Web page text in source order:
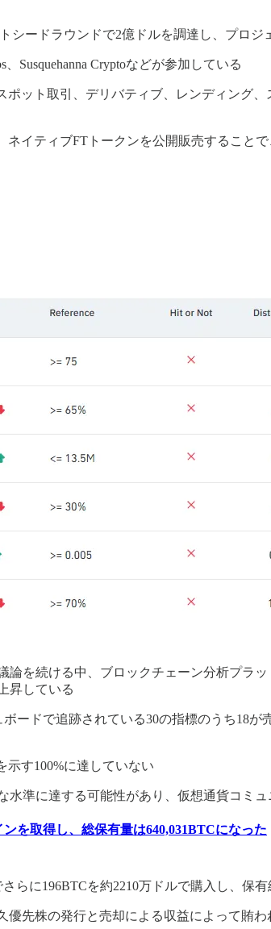
シードラウンドで2億ドルを調達し、プロジ
Susquehanna Cryptoなどが参加している
ット取引、デリバティブ、レンディング
イティブFTトークンを公開販売すること
を続ける中、ブロックチェーン分析プラ
昇している
ボードで追跡されている30の指標のうち18
示す100%に達していない
準に達する可能性があり、仮想通貨コミ
を取得し、総保有量は640,031BTCになった
らに196BTCを約2210万ドルで購入し、保
先株の発行と売却による収益によって賄わ